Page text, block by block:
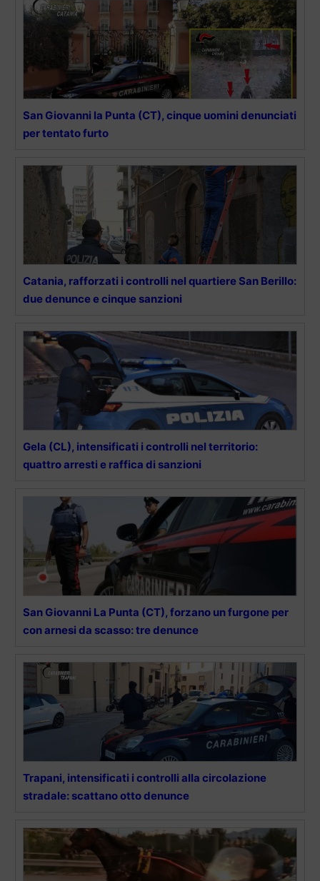
San Giovanni la Punta (CT), cinque uomini denunciati
per tentato furto
Catania, rafforzati i controlli nel quartiere San Berillo:
due denunce e cinque sanzioni
Gela (CL), intensificati i controlli nel territorio:
quattro arresti e raffica di sanzioni
San Giovanni La Punta (CT), forzano un furgone per
con arnesi da scasso: tre denunce
Trapani, intensificati i controlli alla circolazione
stradale: scattano otto denunce